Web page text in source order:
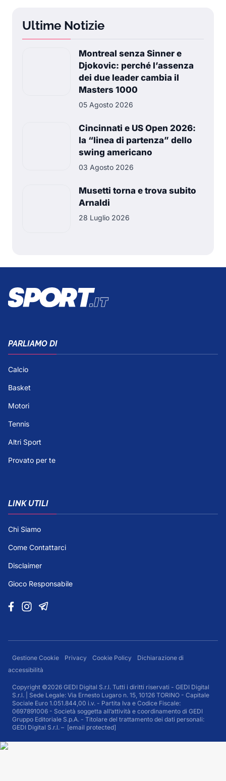
Ultime Notizie
Montreal senza Sinner e
Djokovic: perché l’assenza
dei due leader cambia il
Masters 1000
05 Agosto 2026
Cincinnati e US Open 2026:
la “linea di partenza” dello
swing americano
03 Agosto 2026
Musetti torna e trova subito
Arnaldi
28 Luglio 2026
PARLIAMO DI
Calcio
Basket
Motori
Tennis
Altri Sport
Provato per te
LINK UTILI
Chi Siamo
Come Contattarci
Disclaimer
Gioco Responsabile
Gestione Cookie Privacy Cookie Policy
Dichiarazione di
accessibilità
Copyright ©2026 GEDI Digital S.r.l. Tutti i diritti riservati - GEDI Digital
S.r.l. | Sede Legale: Via Ernesto Lugaro n. 15, 10126 TORINO - Capitale
Sociale Euro 1.051.844,00 i.v. - Partita Iva e Codice Fiscale:
0697891006 - Società soggetta all’attività e coordinamento di GEDI
Gruppo Editoriale S.p.A. - Titolare del trattamento dei dati personali:
GEDI Digital S.r.l. – [email protected]